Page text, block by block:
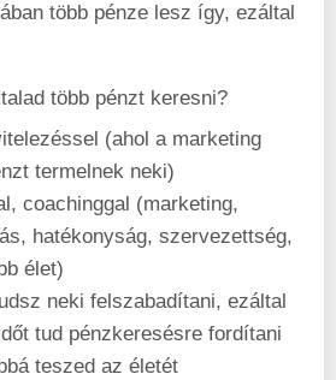
több pénze lesz így, ezáltal
több pénzt keresni?
(ahol a marketing
termelnek neki)
coachinggal (marketing,
hatékonyság, szervezettség,
élet)
neki felszabadítani, ezáltal
tud pénzkeresésre fordítani
teszed az életét